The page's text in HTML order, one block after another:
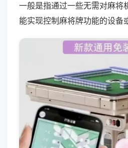
一般是指通过一些无需对麻将
能实现控制麻将牌功能的设备